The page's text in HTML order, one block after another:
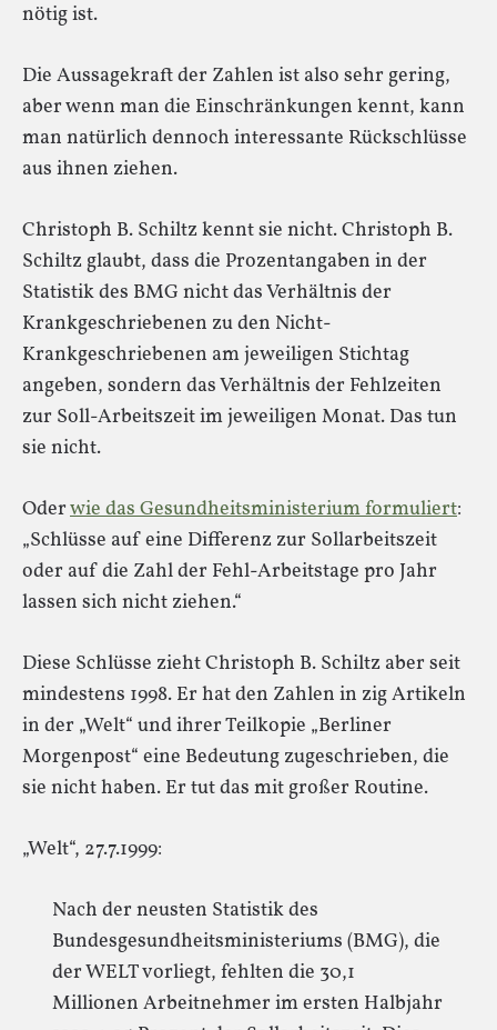
nötig ist.
Die Aussagekraft der Zahlen ist also sehr gering,
aber wenn man die Einschränkungen kennt, kann
man natürlich dennoch interessante Rückschlüsse
aus ihnen ziehen.
Christoph B. Schiltz kennt sie nicht. Christoph B.
Schiltz glaubt, dass die Prozentangaben in der
Statistik des BMG nicht das Verhältnis der
Krankgeschriebenen zu den Nicht-
Krankgeschriebenen am jeweiligen Stichtag
angeben, sondern das Verhältnis der Fehlzeiten
zur Soll-Arbeitszeit im jeweiligen Monat. Das tun
sie nicht.
Oderwie das Gesundheitsministerium formuliert:
„Schlüsse auf eine Differenz zur Sollarbeitszeit
oder auf die Zahl der Fehl-Arbeitstage pro Jahr
lassen sich nicht ziehen.“
Diese Schlüsse zieht Christoph B. Schiltz aber seit
mindestens 1998. Er hat den Zahlen in zig Artikeln
in der „Welt“ und ihrer Teilkopie „Berliner
Morgenpost“ eine Bedeutung zugeschrieben, die
sie nicht haben. Er tut das mit großer Routine.
„Welt“, 27.7.1999:
Nach der neusten Statistik des
Bundesgesundheitsministeriums (BMG), die
der WELT vorliegt, fehlten die 30,1
Millionen Arbeitnehmer im ersten Halbjahr